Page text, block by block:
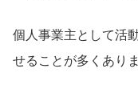
個人事業主として活
せることが多くあり